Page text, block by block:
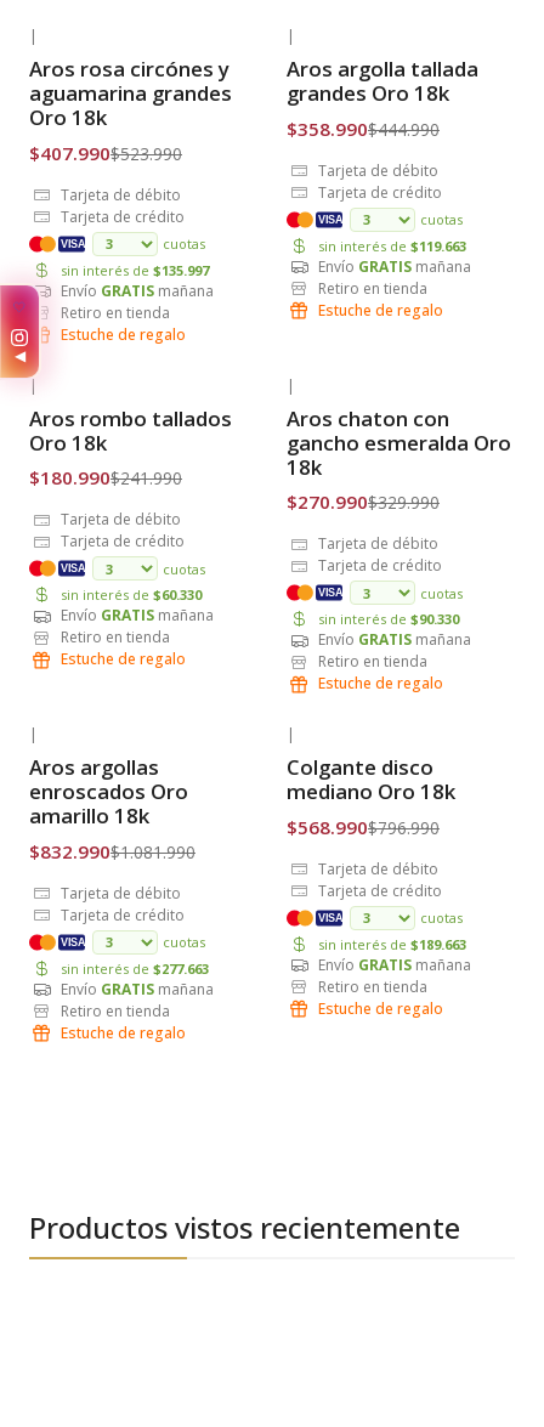
Envío Gratis
|
Aros rosa circónes y
aguamarina grandes
Oro 18k
$407.990$523.990
Tarjeta de débito
Tarjeta de crédito
VISA
cuotas
sin interés de $135.997
Envío GRATIS mañana
Retiro en tienda
Estuche de regalo
Envío Gratis
|
Aros argolla tallada
grandes Oro 18k
$358.990$444.990
Tarjeta de débito
Tarjeta de crédito
VISA
cuotas
sin interés de $119.663
Envío GRATIS mañana
Retiro en tienda
Estuche de regalo
Envío Gratis
|
Aros rombo tallados
Oro 18k
$180.990$241.990
Tarjeta de débito
Tarjeta de crédito
VISA
cuotas
sin interés de $60.330
Envío GRATIS mañana
Retiro en tienda
Estuche de regalo
Envío Gratis
|
Aros chaton con
gancho esmeralda Oro
18k
$270.990$329.990
Tarjeta de débito
Tarjeta de crédito
VISA
cuotas
sin interés de $90.330
Envío GRATIS mañana
Retiro en tienda
Estuche de regalo
Envío Gratis
|
Aros argollas
enroscados Oro
amarillo 18k
$832.990$1.081.990
Tarjeta de débito
Tarjeta de crédito
VISA
cuotas
sin interés de $277.663
Envío GRATIS mañana
Retiro en tienda
Estuche de regalo
Envío Gratis
|
Colgante disco
mediano Oro 18k
$568.990$796.990
Tarjeta de débito
Tarjeta de crédito
VISA
cuotas
sin interés de $189.663
Envío GRATIS mañana
Retiro en tienda
Estuche de regalo
Productos vistos recientemente
✨
◀